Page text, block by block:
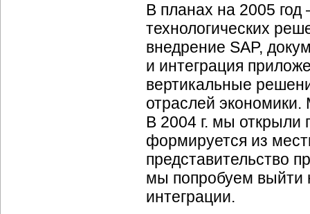
В планах на 2005
технологических
внедрение SAP,
и интеграция
вертикальные
отраслей
В 2004 г. мы открыли
формируется из
представительство
мы попробуем выйти
интеграции.